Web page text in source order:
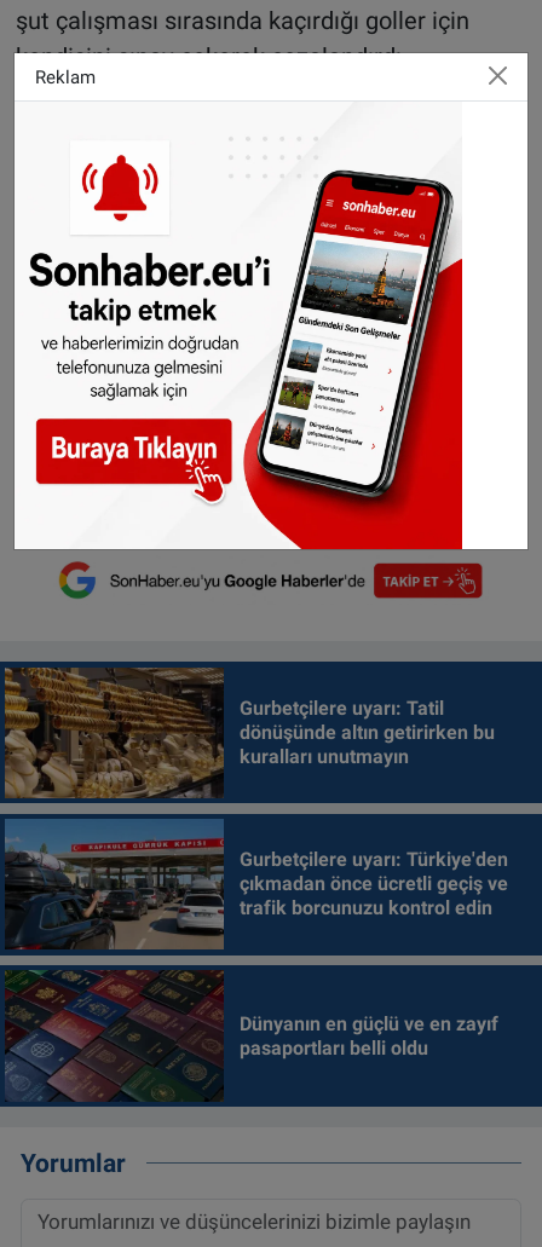
şut çalışması sırasında kaçırdığı goller için
kendisini şınav çekerek cezalandırdı.
Gurbetçilere uyarı: Tatil
dönüşünde altın getirirken bu
kuralları unutmayın
Gurbetçilere uyarı: Türkiye'den
çıkmadan önce ücretli geçiş ve
trafik borcunuzu kontrol edin
Dünyanın en güçlü ve en zayıf
pasaportları belli oldu
Yorumlar
Reklam